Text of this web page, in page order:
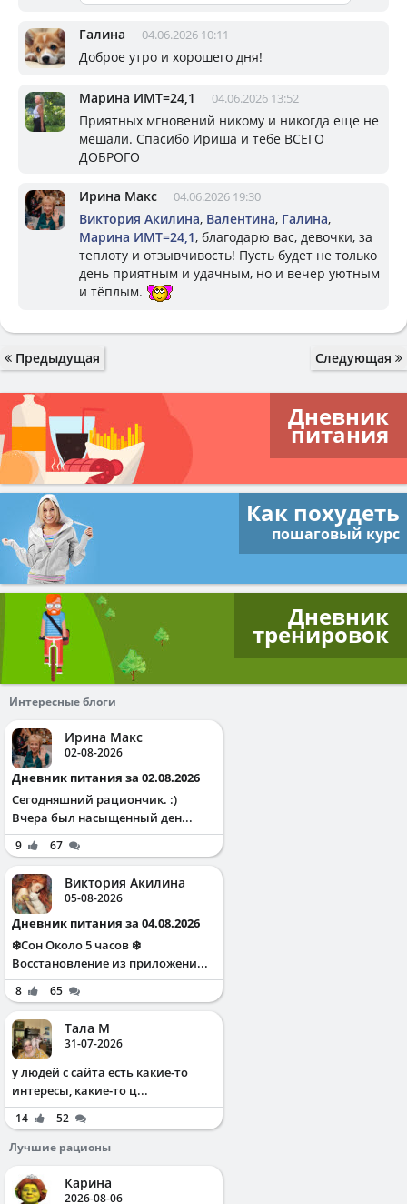
Галина 04.06.2026 10:11
Доброе утро и хорошего дня!
Марина ИМТ=24,1 04.06.2026 13:52
Приятных мгновений никому и никогда еще не
мешали. Спасибо Ириша и тебе ВСЕГО
ДОБРОГО
Ирина Макс 04.06.2026 19:30
Виктория Акилина, Валентина, Галина,
Марина ИМТ=24,1, благодарю вас, девочки, за
теплоту и отзывчивость! Пусть будет не только
день приятным и удачным, но и вечер уютным
и тёплым.
Предыдущая Следующая
Дневник
питания
Как похудеть
пошаговый курс
Дневник
тренировок
Интересные блоги
Ирина Макс
02-08-2026
Дневник питания за 02.08.2026
Сегодняшний рациончик. :)
Вчера был насыщенный ден...
9 67
Виктория Акилина
05-08-2026
Дневник питания за 04.08.2026
❄️Сон Около 5 часов ❄️
Восстановление из приложени...
8 65
Тала М
31-07-2026
у людей с сайта есть какие-то
интересы, какие-то ц...
14
52
Лучшие рационы
Карина
2026-08-06